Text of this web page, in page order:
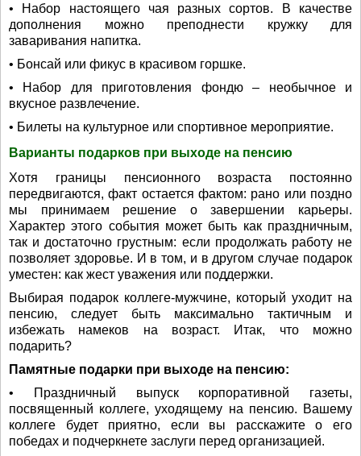
• Набор настоящего чая разных сортов. В качестве
дополнения можно преподнести кружку для
заваривания напитка.
• Бонсай или фикус в красивом горшке.
• Набор для приготовления фондю – необычное и
вкусное развлечение.
• Билеты на культурное или спортивное мероприятие.
Варианты подарков при выходе на пенсию
Хотя границы пенсионного возраста постоянно
передвигаются, факт остается фактом: рано или поздно
мы принимаем решение о завершении карьеры.
Характер этого события может быть как праздничным,
так и достаточно грустным: если продолжать работу не
позволяет здоровье. И в том, и в другом случае подарок
уместен: как жест уважения или поддержки.
Выбирая подарок коллеге-мужчине, который уходит на
пенсию, следует быть максимально тактичным и
избежать намеков на возраст. Итак, что можно
подарить?
Памятные подарки при выходе на пенсию:
• Праздничный выпуск корпоративной газеты,
посвященный коллеге, уходящему на пенсию. Вашему
коллеге будет приятно, если вы расскажите о его
победах и подчеркнете заслуги перед организацией.